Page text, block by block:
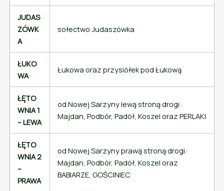
JUDAS
ZÓWK
A
sołectwo Judaszówka
ŁUKO
WA
Łukowa oraz przysiółek pod Łukową
ŁĘTO
WNIA 1
– LEWA
od Nowej Sarzyny lewą stroną drogi:
Majdan, Podbór, Padół, Koszel oraz PERLAKI
ŁĘTO
WNIA 2
–
PRAWA
od Nowej Sarzyny prawą stroną drogi:
Majdan, Podbór, Padół, Koszel oraz
BABIARZE, GOŚCINIEC